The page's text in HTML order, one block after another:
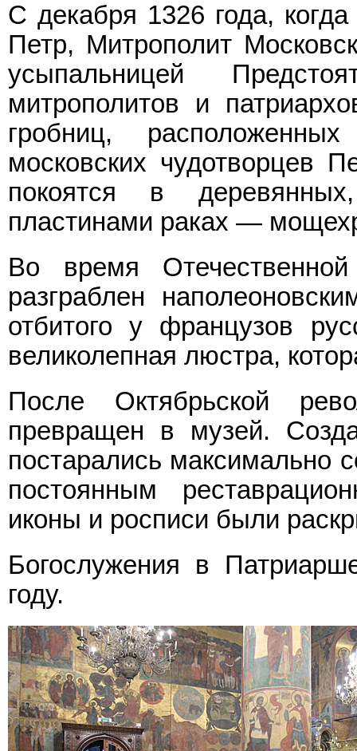
С декабря 1326 года,
Петр, Митрополит
усыпальницей
митрополитов и
гробниц,
московских чудотворцев
покоятся в
пластинами раках —
Во время
разграблен
отбитого у французов
великолепная люстра,
После Октябрьской
превращен в музей.
постарались максимально
постоянным
иконы и росписи были
Богослужения в
году.